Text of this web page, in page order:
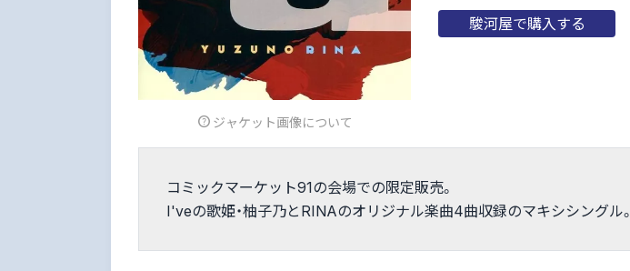
ジャケット画像について
駿河屋で購入する
コミックマーケット91の会場での限定販売。
I'veの歌姫・柚子乃とRINAのオリジナル楽曲4曲収録のマキシシングル。